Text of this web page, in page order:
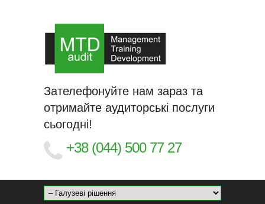
Зателефонуйте нам зараз та
отримайте аудиторські послуги
сьогодні!
+38 (044) 500 77 27